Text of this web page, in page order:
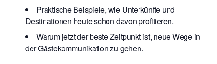
Praktische Beispiele, wie Unterkünfte und
Destinationen heute schon davon profitieren.
Warum jetzt der beste Zeitpunkt ist, neue Wege in
der Gästekommunikation zu gehen.